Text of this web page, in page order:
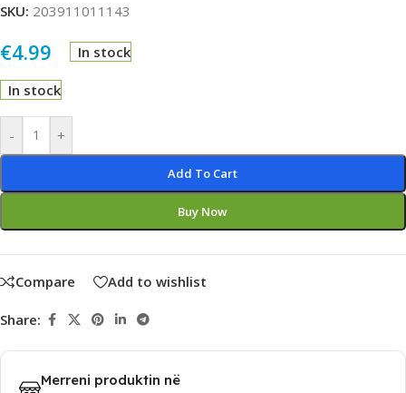
SKU: 203911011143
€4.99 In stock
In stock
- +
Add To Cart
Buy Now
Alternative:
Compare Add to wishlist
Share:
Merreni produktin në